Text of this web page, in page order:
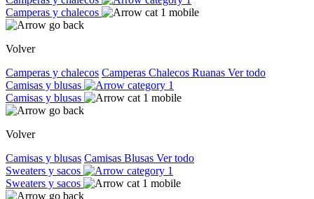
Camperas y chalecos
Volver
Camperas y chalecos Camperas Chalecos Ruanas Ver todo
Camisas y blusas
Camisas y blusas
Volver
Camisas y blusas Camisas Blusas Ver todo
Sweaters y sacos
Sweaters y sacos